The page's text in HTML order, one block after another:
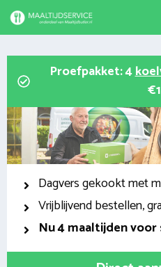
Spring
naar
Proefpakket: 4
Dagvers gekookt met
Vrijblijvend bestellen,
Nu4 maaltijden